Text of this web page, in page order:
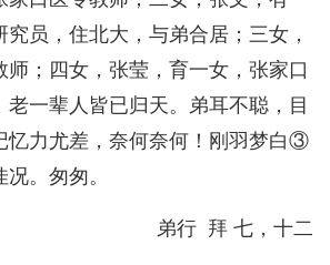
员，住北大，与弟合居；三女，
师；四女，张莹，育一女，张家口
老一辈人皆已归天。弟耳不聪，目
忆力尤差，奈何奈何！刚羽梦白③
况。匆匆。
弟行 拜 七，十二